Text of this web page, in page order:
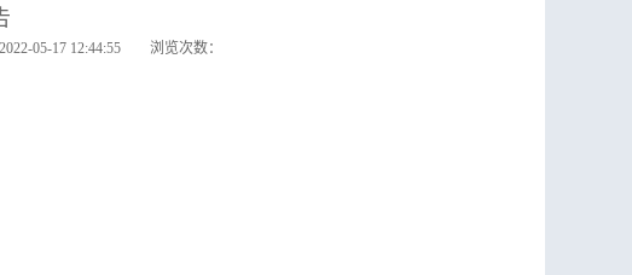
05-17 12:44:55 浏览次数：